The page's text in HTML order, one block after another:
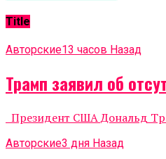
Title
Авторские13 часов Назад
Трамп заявил об
Президент США Дональд
Авторские3 дня Назад